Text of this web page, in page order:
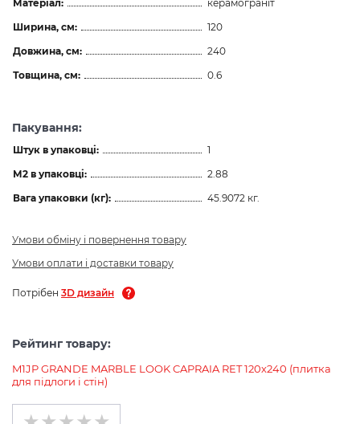
Матеріал:
керамограніт
Ширина, см:
120
Довжина, см:
240
Товщина, см:
0.6
Пакування:
Штук в упаковці:
1
М2 в упаковці:
2.88
Вага упаковки (кг):
45.9072 кг.
Умови обміну і повернення товару
Умови оплати і доставки товару
Потрібен 3D дизайн
Рейтинг товару:
M1JP GRANDE MARBLE LOOK CAPRAIA RET 120х240 (плитка
для підлоги і стін)